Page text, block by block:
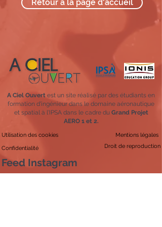
Retour à la page d'accueil
A Ciel Ouvert est un site réalisé par des étudiants en
formation d'ingénieur dans le domaine aéronautique
et spatial à l'IPSA dans le cadre du Grand Projet
AERO 1 et 2.
Utilisation des cookies
Confidentialité
Mentions légales
Droit de reproduction
Feed Instagram